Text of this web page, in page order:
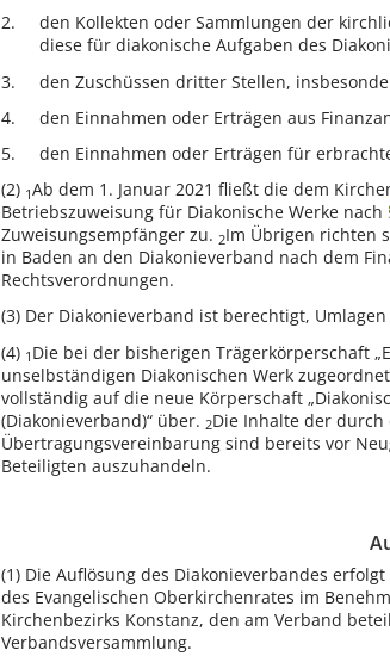
den Kollekten oder Sammlungen der
diese für diakonische Aufgaben des
den Zuschüssen dritter Stellen,
den Einnahmen oder Erträgen aus
den Einnahmen oder Erträgen für
(2) 1Ab dem 1. Januar 2021 fließt die dem
Betriebszuweisung für Diakonische Werke nach
Zuweisungsempfänger zu. 2Im Übrigen richten
in Baden an den Diakonieverband nach dem
Rechtsverordnungen.
(3) Der Diakonieverband ist berechtigt,
(4) 1 Die bei der bisherigen Trägerkörperschaft
unselbständigen Diakonischen Werk
vollständig auf die neue Körperschaft
(Diakonieverband)“ über. 2Die Inhalte der durch
Übertragungsvereinbarung sind bereits vor
Beteiligten auszuhandeln.
(1) Die Auflösung des Diakonieverbandes
des Evangelischen Oberkirchenrates im
Kirchenbezirks Konstanz, den am Verband
Verbandsversammlung.